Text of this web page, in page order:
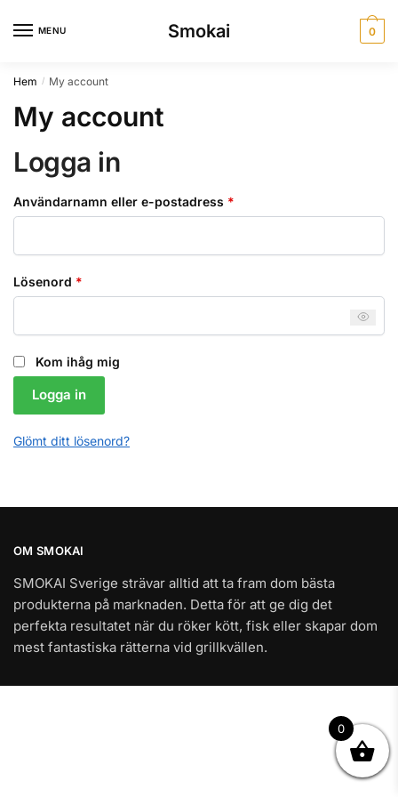
MENU Smokai 0
Hem / My account
My account
Logga in
Användarnamn eller e-postadress *
Lösenord *
Kom ihåg mig
Logga in
Glömt ditt lösenord?
OM SMOKAI
SMOKAI Sverige strävar alltid att ta fram dom bästa
produkterna på marknaden. Detta för att ge dig det
perfekta resultatet när du röker kött, fisk eller skapar dom
mest fantastiska rätterna vid grillkvällen.
0